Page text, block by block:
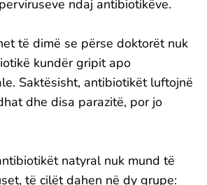
ndaj antibiotikëve.
të dimë se përse doktorët nuk
kundër gripit apo
Saktësisht, antibiotikët luftojnë
dhe disa parazitë, por jo
natyral nuk mund të
të cilët dahen në dy grupe: